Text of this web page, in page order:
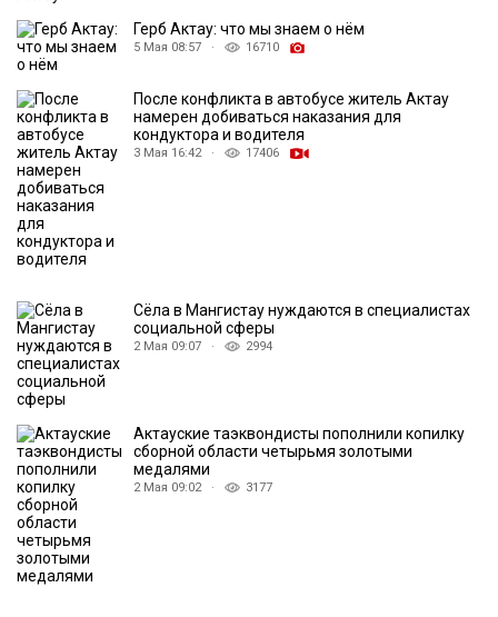
Герб Актау: что мы знаем о нём
5 Мая 08:57 · 16710
После конфликта в автобусе житель Актау
намерен добиваться наказания для
кондуктора и водителя
3 Мая 16:42 · 17406
Сёла в Мангистау нуждаются в специалистах
социальной сферы
2 Мая 09:07 · 2994
Актауские таэквондисты пополнили копилку
сборной области четырьмя золотыми
медалями
2 Мая 09:02 · 3177